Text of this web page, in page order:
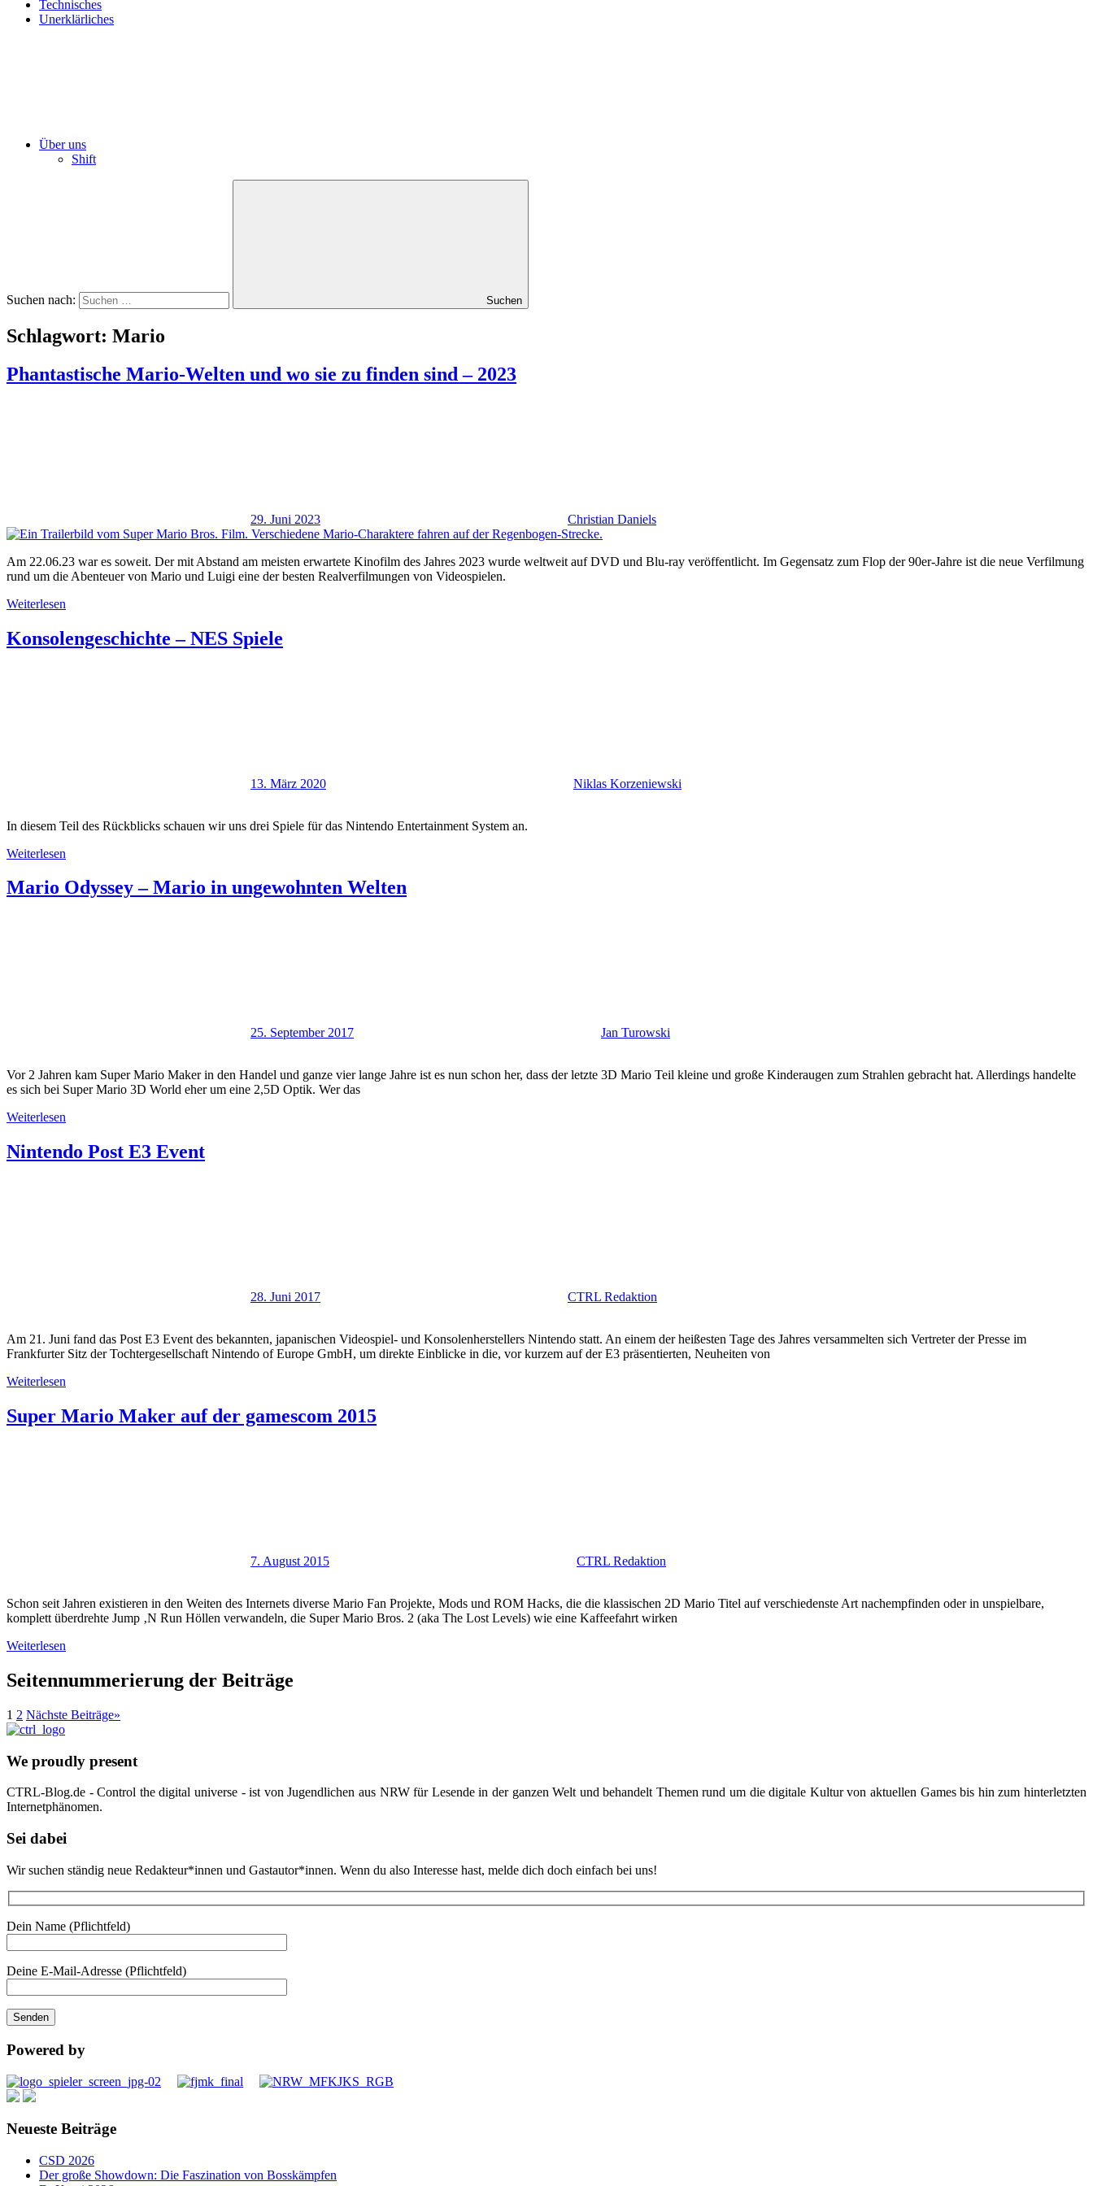
Technisches
Unerklärliches
Über uns
Shift
Suchen nach: Suchen
Schlagwort: Mario
Phantastische Mario-Welten und wo sie zu finden sind – 2023
29. Juni 2023 Christian Daniels
Am 22.06.23 war es soweit. Der mit Abstand am meisten erwartete Kinofilm des Jahres 2023 wurde weltweit auf DVD und Blu-ray veröffentlicht. Im Gegensatz zum Flop der 90er-Jahre ist die neue Verfilmung
rund um die Abenteuer von Mario und Luigi eine der besten Realverfilmungen von Videospielen.
Weiterlesen
Konsolengeschichte – NES Spiele
13. März 2020 Niklas Korzeniewski
In diesem Teil des Rückblicks schauen wir uns drei Spiele für das Nintendo Entertainment System an.
Weiterlesen
Mario Odyssey – Mario in ungewohnten Welten
25. September 2017 Jan Turowski
Vor 2 Jahren kam Super Mario Maker in den Handel und ganze vier lange Jahre ist es nun schon her, dass der letzte 3D Mario Teil kleine und große Kinderaugen zum Strahlen gebracht hat. Allerdings handelte
es sich bei Super Mario 3D World eher um eine 2,5D Optik. Wer das
Weiterlesen
Nintendo Post E3 Event
28. Juni 2017 CTRL Redaktion
Am 21. Juni fand das Post E3 Event des bekannten, japanischen Videospiel- und Konsolenherstellers Nintendo statt. An einem der heißesten Tage des Jahres versammelten sich Vertreter der Presse im
Frankfurter Sitz der Tochtergesellschaft Nintendo of Europe GmbH, um direkte Einblicke in die, vor kurzem auf der E3 präsentierten, Neuheiten von
Weiterlesen
Super Mario Maker auf der gamescom 2015
7. August 2015 CTRL Redaktion
Schon seit Jahren existieren in den Weiten des Internets diverse Mario Fan Projekte, Mods und ROM Hacks, die die klassischen 2D Mario Titel auf verschiedenste Art nachempfinden oder in unspielbare,
komplett überdrehte Jump ‚N Run Höllen verwandeln, die Super Mario Bros. 2 (aka The Lost Levels) wie eine Kaffeefahrt wirken
Weiterlesen
Seitennummerierung der Beiträge
1 2 Nächste Beiträge»
We proudly present
CTRL-Blog.de - Control the digital universe - ist von Jugendlichen aus NRW für Lesende in der ganzen Welt und behandelt Themen rund um die digitale Kultur von aktuellen Games bis hin zum hinterletzten
Internetphänomen.
Sei dabei
Wir suchen ständig neue Redakteur*innen und Gastautor*innen. Wenn du also Interesse hast, melde dich doch einfach bei uns!
Dein Name (Pflichtfeld)
Deine E-Mail-Adresse (Pflichtfeld)
Powered by
Neueste Beiträge
CSD 2026
Der große Showdown: Die Faszination von Bosskämpfen